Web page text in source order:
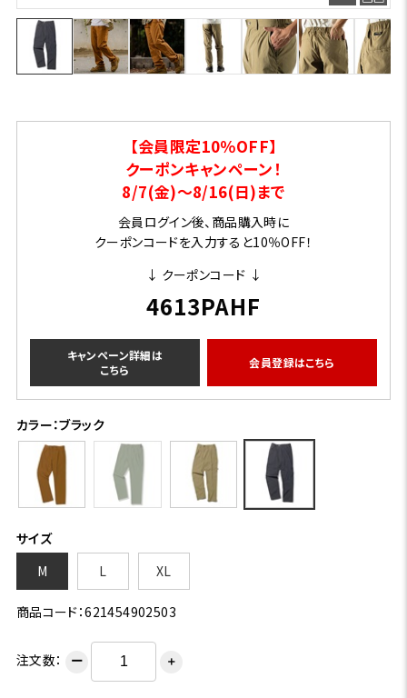
【会員限定10％OFF】
クーポンキャンペーン！
8/7(金)～8/16(日)まで
会員ログイン後、商品購入時に
クーポンコードを入力すると10％OFF！
↓ クーポンコード ↓
4613PAHF
キャンペーン詳細は
こちら
会員登録はこちら
カラー：ブラック
サイズ
M
L XL
商品コード：621454902503
注文数： ー ＋